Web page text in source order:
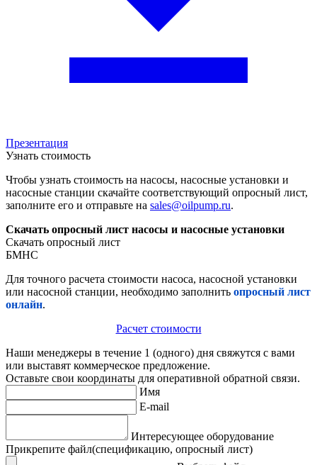
Презентация
Узнать стоимость
Чтобы узнать стоимость на насосы, насосные установки и
насосные станции скачайте соответствующий опросный лист,
заполните его и отправьте на sales@oilpump.ru.
Скачать опросный лист насосы и насосные установки
Скачать опросный лист
БМНС
Для точного расчета стоимости насоса, насосной установки
или насосной станции, необходимо заполнить опросный лист
онлайн.
Расчет стоимости
Наши менеджеры в течение 1 (одного) дня свяжутся с вами
или выставят коммерческое предложение.
Оставьте свои координаты для оперативной обратной связи.
Имя
E-mail
Интересующее оборудование
Прикрепите файл(спецификацию, опросный лист)